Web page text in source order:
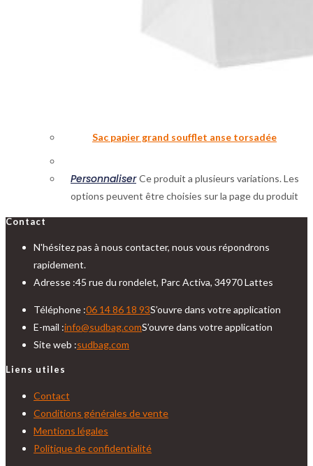
Sac papier grand soufflet anse torsadée
Personnaliser Ce produit a plusieurs variations. Les
options peuvent être choisies sur la page du produit
Contact
N'hésitez pas à nous contacter, nous vous répondrons
rapidement.
Adresse :45 rue du rondelet, Parc Activa, 34970 Lattes
Téléphone :06 14 86 18 93S’ouvre dans votre application
E-mail :info@sudbag.comS’ouvre dans votre application
Site web :sudbag.com
Liens utiles
Contact
Conditions générales de vente
Mentions légales
Politique de confidentialité